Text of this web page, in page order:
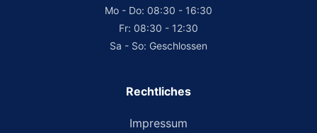
Mo - Do: 08:30 - 16:30
Fr: 08:30 - 12:30
Sa - So: Geschlossen
Rechtliches
Impressum